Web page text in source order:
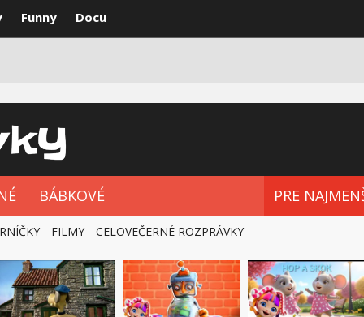
Funny Docu
BÁBKOVÉ PRE
FILMY CELOVEČERNÉ ROZPRÁVKY